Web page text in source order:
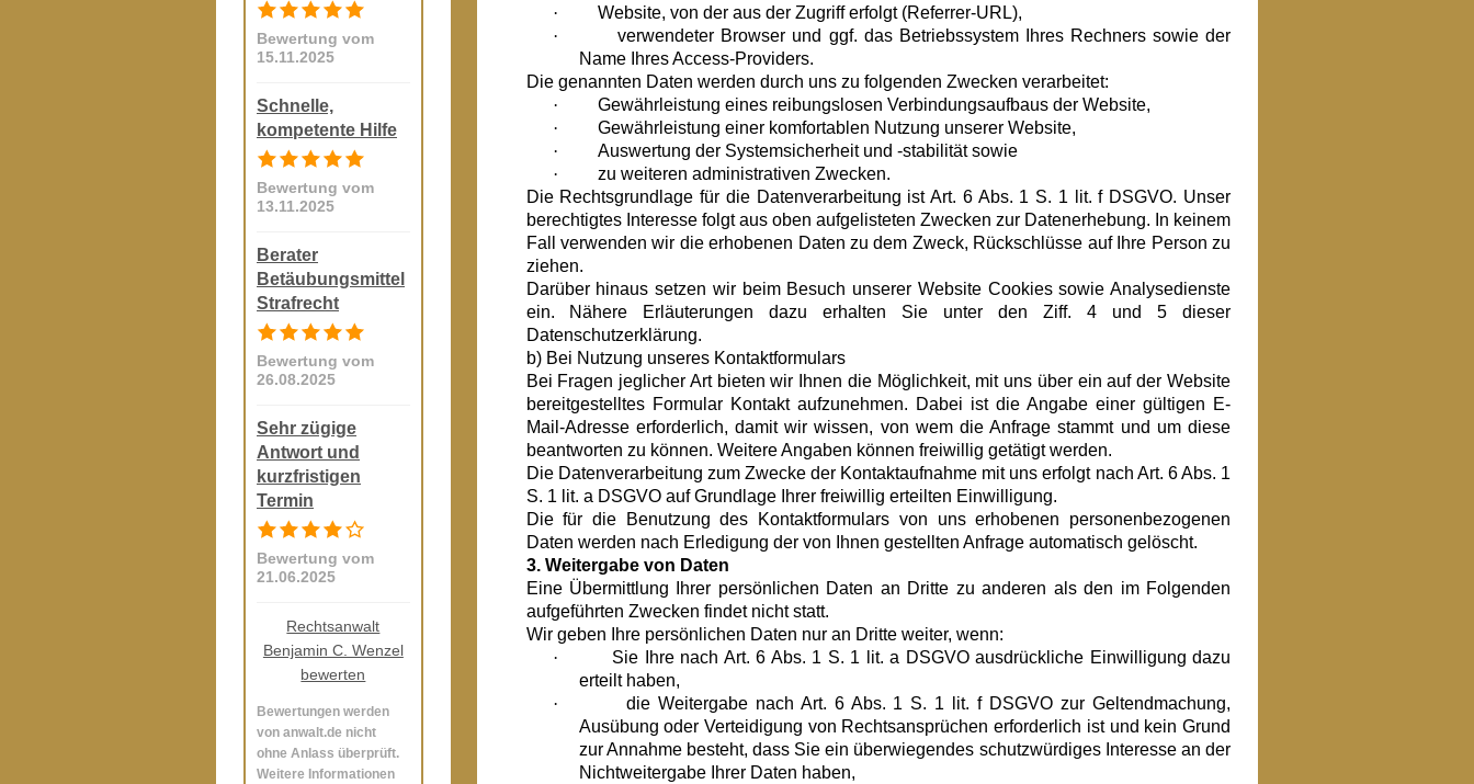
·
Website, von der aus der Zugriff erfolgt (Referrer-URL),
·
verwendeter Browser und ggf. das Betriebssystem Ihres Rechners sowie der
Name Ihres Access-Providers.
Die genannten Daten werden durch uns zu folgenden Zwecken verarbeitet:
·
Gewährleistung eines reibungslosen Verbindungsaufbaus der Website,
·
Gewährleistung einer komfortablen Nutzung unserer Website,
·
Auswertung der Systemsicherheit und -stabilität sowie
·
zu weiteren administrativen Zwecken.
Die Rechtsgrundlage für die Datenverarbeitung ist Art. 6 Abs. 1 S. 1 lit. f DSGVO. Unser
berechtigtes Interesse folgt aus oben aufgelisteten Zwecken zur Datenerhebung. In keinem
Fall verwenden wir die erhobenen Daten zu dem Zweck, Rückschlüsse auf Ihre Person zu
ziehen.
Darüber hinaus setzen wir beim Besuch unserer Website Cookies sowie Analysedienste
ein. Nähere Erläuterungen dazu erhalten Sie unter den Ziff. 4 und 5 dieser
Datenschutzerklärung.
b) Bei Nutzung unseres Kontaktformulars
Bei Fragen jeglicher Art bieten wir Ihnen die Möglichkeit, mit uns über ein auf der Website
bereitgestelltes Formular Kontakt aufzunehmen. Dabei ist die Angabe einer gültigen E-
Mail-Adresse erforderlich, damit wir wissen, von wem die Anfrage stammt und um diese
beantworten zu können. Weitere Angaben können freiwillig getätigt werden.
Die Datenverarbeitung zum Zwecke der Kontaktaufnahme mit uns erfolgt nach Art. 6 Abs. 1
S. 1 lit. a DSGVO auf Grundlage Ihrer freiwillig erteilten Einwilligung.
Die für die Benutzung des Kontaktformulars von uns erhobenen personenbezogenen
Daten werden nach Erledigung der von Ihnen gestellten Anfrage automatisch gelöscht.
3. Weitergabe von Daten
Eine Übermittlung Ihrer persönlichen Daten an Dritte zu anderen als den im Folgenden
aufgeführten Zwecken findet nicht statt.
Wir geben Ihre persönlichen Daten nur an Dritte weiter, wenn:
·
Sie Ihre nach Art. 6 Abs. 1 S. 1 lit. a DSGVO ausdrückliche Einwilligung dazu
erteilt haben,
·
die Weitergabe nach Art. 6 Abs. 1 S. 1 lit. f DSGVO zur Geltendmachung,
Ausübung oder Verteidigung von Rechtsansprüchen erforderlich ist und kein Grund
zur Annahme besteht, dass Sie ein überwiegendes schutzwürdiges Interesse an der
Nichtweitergabe Ihrer Daten haben,
Bewertung vom
15.11.2025
Schnelle,
kompetente Hilfe
Bewertung vom
13.11.2025
Berater
Betäubungsmittel
Strafrecht
Bewertung vom
26.08.2025
Sehr zügige
Antwort und
kurzfristigen
Termin
Bewertung vom
21.06.2025
Rechtsanwalt
Benjamin C. Wenzel
bewerten
Bewertungen werden
von anwalt.de nicht
ohne Anlass überprüft.
Weitere Informationen